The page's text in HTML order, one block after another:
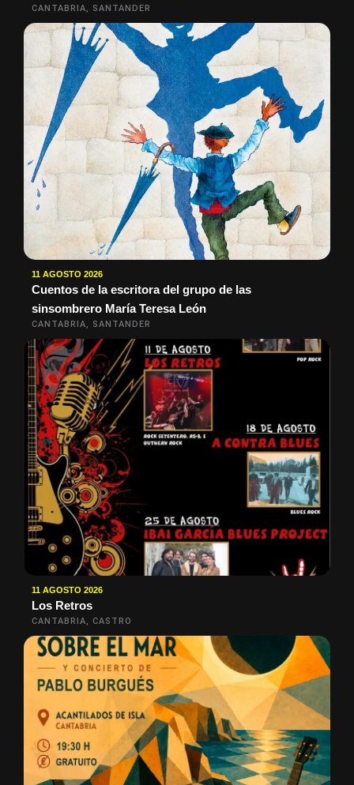
CANTABRIA, SANTANDER
11 AGOSTO 2026
Cuentos de la escritora del grupo de las
sinsombrero María Teresa León
CANTABRIA, SANTANDER
11 AGOSTO 2026
Los Retros
CANTABRIA, CASTRO